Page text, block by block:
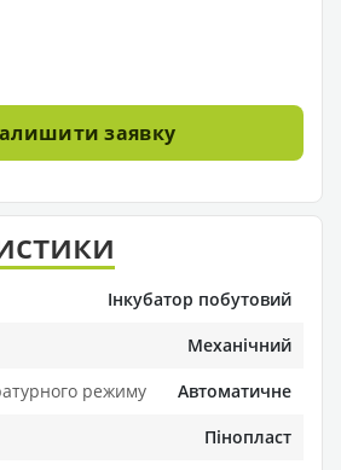
заявку
Інкубатор побутовий
Механічний
режиму
Автоматичне
Пінопласт